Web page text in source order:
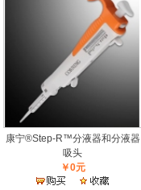
康宁®Step-R™分液器和分液器
吸头
￥0元